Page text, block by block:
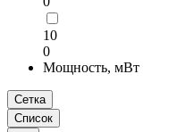
10
0
Мощность, мВт
Сетка
Список